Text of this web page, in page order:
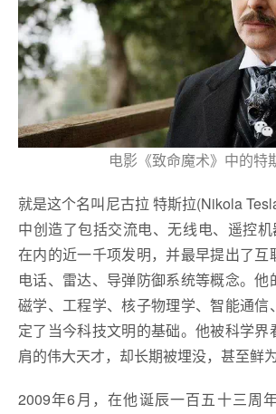
电影《致命魔术》中的特
就是这个名叫尼古拉 特斯拉(Nikola
中创造了包括交流电、无线电、遥控
在内的近一千项发明，并最早提出了互
电话、雷达、导弹防御系统等概念。他
磁学、工程学、核子物理学、智能通信
定了当今科技文明的基础。他被科学界
肩的伟大天才，却长期被埋没，甚至鲜为
2009年6月，在他诞辰一百五十三周